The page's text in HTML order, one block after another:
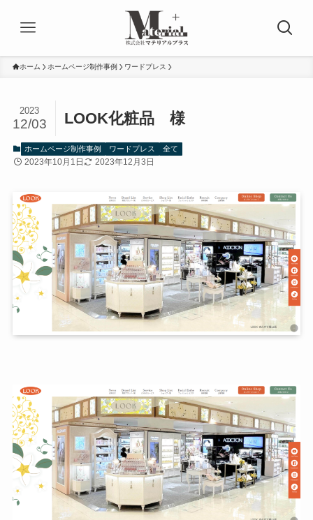
ホーム ホームページ制作事例 ワードプレス
LOOK化粧品 様
2023
12/03
ホームページ制作事例 ワードプレス 全て
2023年10月1日 2023年12月3日